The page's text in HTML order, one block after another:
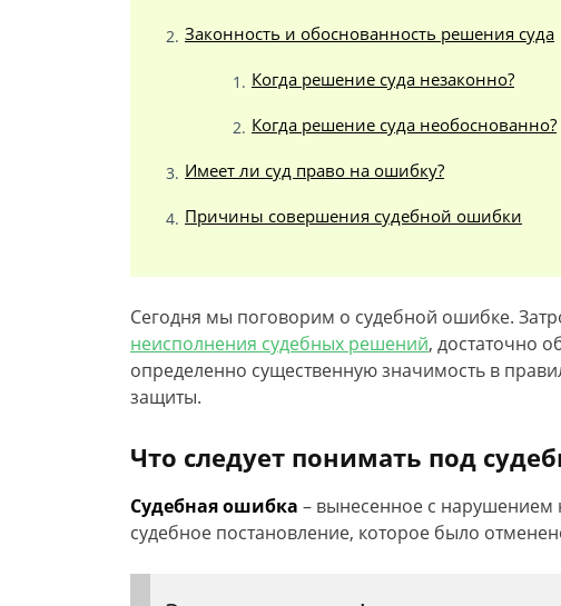
Законность и обоснованность решения суда
Когда решение суда незаконно?
Когда решение суда необоснованно?
Имеет ли суд право на ошибку?
Причины совершения судебной ошибки
Сегодня мы поговорим о судебной ошибке.
неисполнения судебных решений, достаточно
определенно существенную значимость в
защиты.
Что следует понимать под
Судебная ошибка – вынесенное с
судебное постановление, которое было